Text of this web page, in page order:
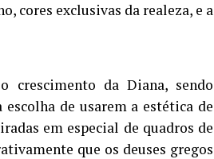
cores exclusivas da realeza, e a
da Diana, sendo
de usarem a estética de
em especial de quadros de
que os deuses gregos